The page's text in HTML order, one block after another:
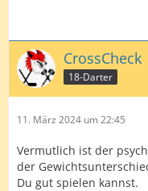
CrossCheck
18-Darter
11. März 2024 um 22:45
Vermutlich ist der
der
Du gut spielen kannst.